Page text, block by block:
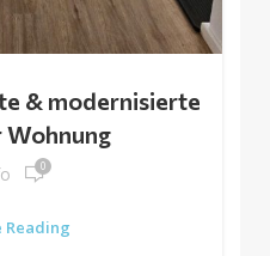
& modernisierte
0
Reading